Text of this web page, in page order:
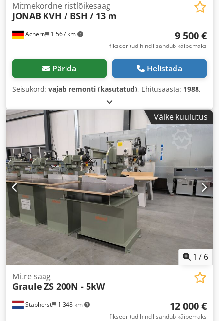
Achern 1 567 km
Mitmekordne ristlõikesaag
JONAB KVH / BSH / 13 m
9 500 €
fikseeritud hind lisandub käibemaks
Pärida Helistada
Seisukord: vajab remonti (kasutatud), Ehitusaasta: 1988,
Väike kuulutus
1 / 6
Staphorst 1 348 km
Mitre saag
Graule ZS 200N - 5kW
12 000 €
fikseeritud hind lisandub käibemaks